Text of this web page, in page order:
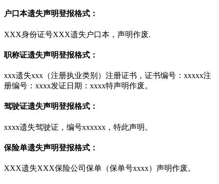
户口本遗失声明登报格式：
XXX身份证号XXX遗失户口本，声明作废.
职称证遗失声明登报格式：
xxx遗失xxx（注册执业类别）注册证书，证书编号：xxxxx注
册编号：xxxx发证日期：xxxx特声明作废。
驾驶证遗失声明登报格式：
xxxx遗失驾驶证，编号xxxxxx，特此声明。
保险单遗失声明登报格式：
XXX遗失XXX保险公司保单（保单号xxxx）声明作废。